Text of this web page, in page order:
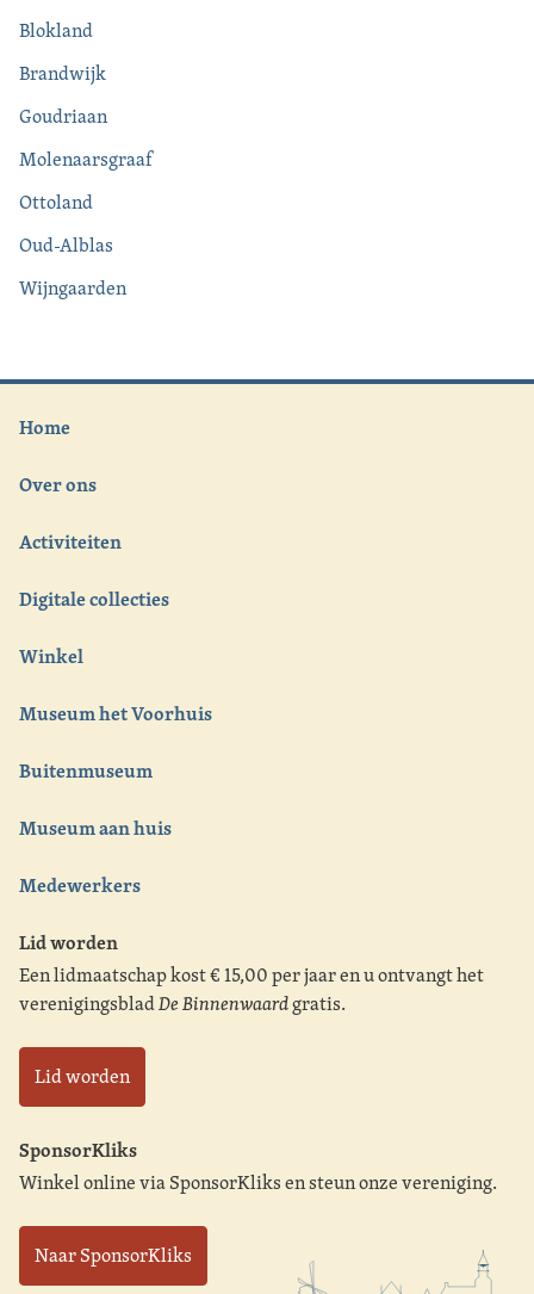
Blokland
Brandwijk
Goudriaan
Molenaarsgraaf
Ottoland
Oud-Alblas
Wijngaarden
Home
Over ons
Activiteiten
Digitale collecties
Winkel
Museum het Voorhuis
Buitenmuseum
Museum aan huis
Medewerkers
Lid worden
Een lidmaatschap kost € 15,00 per jaar en u ontvangt het
verenigingsbladDe Binnenwaardgratis.
Lid worden
SponsorKliks
Winkel online via SponsorKliks en steun onze vereniging.
Naar SponsorKliks